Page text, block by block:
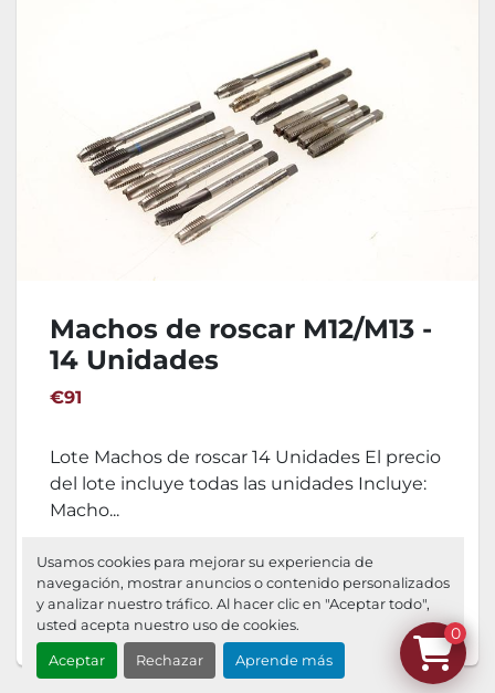
Usamos cookies para mejorar su experiencia de
navegación, mostrar anuncios o contenido personalizados
y analizar nuestro tráfico. Al hacer clic en "Aceptar todo",
usted acepta nuestro uso de cookies.
Aceptar Rechazar Aprende más
Machos de roscar M12/M13 -
14 Unidades
€91
Lote Machos de roscar 14 Unidades El precio
del lote incluye todas las unidades Incluye:
Macho...
Agregar al carrito
0